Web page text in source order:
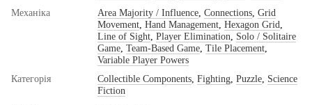
Механіка
Area Majority / Influence Connections Grid
Movement Hand Management Hexagon Grid
Line of Sight Player Elimination
Solo / Solitaire
Game Team-Based Game Tile Placement
Variable Player Powers
Категорія
Collectible Components Fighting Puzzle Science
Fiction